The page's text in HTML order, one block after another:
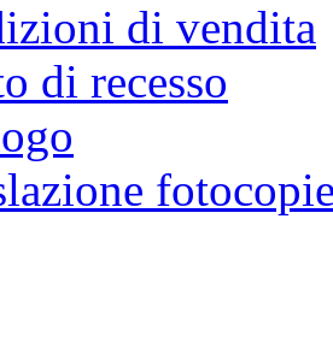
di vendita
di recesso